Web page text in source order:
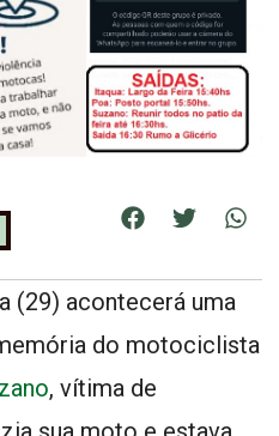
(29) acontecerá uma
do motociclista
, vítima de